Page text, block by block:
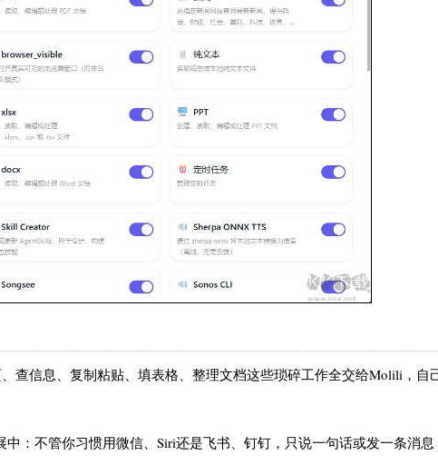
查信息、复制粘贴、填表格、整理文档这些琐碎工作全交给Molili，自
：不管你习惯用微信、Siri还是飞书、钉钉，只说一句话或发一条消